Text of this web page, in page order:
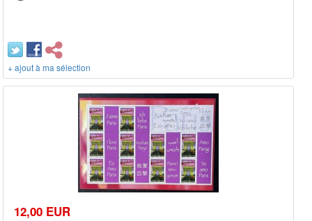
+ ajout à ma sélection
12,00 EUR